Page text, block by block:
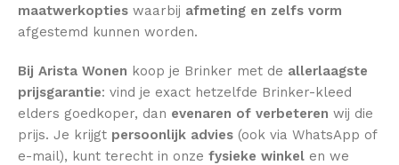
maatwerkopties waarbij afmeting en zelfs vorm
afgestemd kunnen worden.
Bij Arista Wonen koop je Brinker met de allerlaagste
prijsgarantie: vind je exact hetzelfde Brinker-kleed
elders goedkoper, dan evenaren of verbeteren wij die
prijs. Je krijgt persoonlijk advies (ook via WhatsApp of
e-mail), kunt terecht in onze fysieke winkel en we